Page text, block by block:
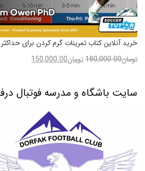
خرید آنلاین کتاب تمرینات گرم کردن برای حداکثر
تومان180,000.00تومان150,000.00
سایت باشگاه و مدرسه فوتبال